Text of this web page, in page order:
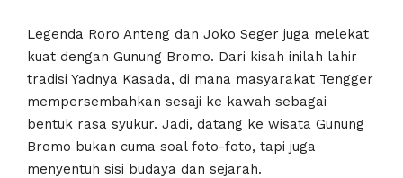
Legenda Roro Anteng dan Joko Seger juga melekat
kuat dengan Gunung Bromo. Dari kisah inilah lahir
tradisi Yadnya Kasada, di mana masyarakat Tengger
mempersembahkan sesaji ke kawah sebagai
bentuk rasa syukur. Jadi, datang ke wisata Gunung
Bromo bukan cuma soal foto-foto, tapi juga
menyentuh sisi budaya dan sejarah.